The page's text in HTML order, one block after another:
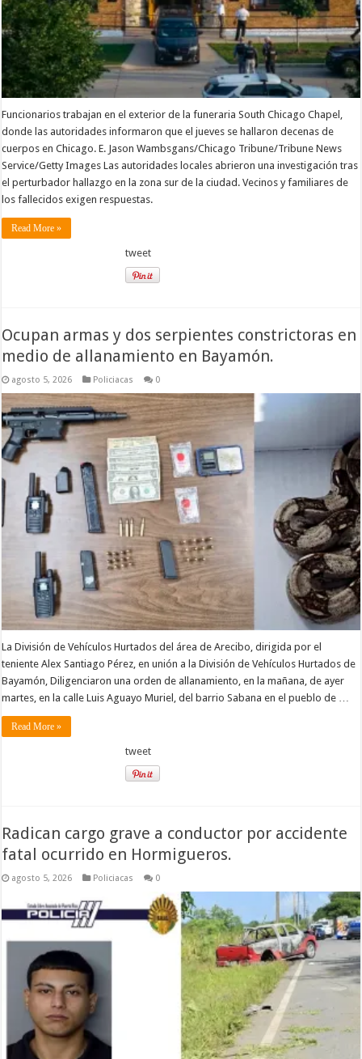
Funcionarios trabajan en el exterior de la funeraria South Chicago Chapel,
donde las autoridades informaron que el jueves se hallaron decenas de
cuerpos en Chicago. E. Jason Wambsgans/Chicago Tribune/Tribune News
Service/Getty Images Las autoridades locales abrieron una investigación tras
el perturbador hallazgo en la zona sur de la ciudad. Vecinos y familiares de
los fallecidos exigen respuestas.
Read More »
tweet
Ocupan armas y dos serpientes constrictoras en
medio de allanamiento en Bayamón.
agosto 5, 2026 Policiacas 0
La División de Vehículos Hurtados del área de Arecibo, dirigida por el
teniente Alex Santiago Pérez, en unión a la División de Vehículos Hurtados de
Bayamón, Diligenciaron una orden de allanamiento, en la mañana, de ayer
martes, en la calle Luis Aguayo Muriel, del barrio Sabana en el pueblo de …
Read More »
tweet
Radican cargo grave a conductor por accidente
fatal ocurrido en Hormigueros.
agosto 5, 2026 Policiacas 0